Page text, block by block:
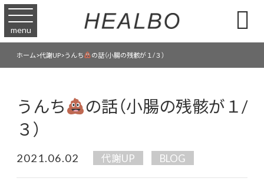
menu 
ホーム>代謝UP>うんち の話（小腸の残骸が１/３）
うんち
の話（小腸の残骸が１/
３）
2021.06.02 代謝UP BLOG